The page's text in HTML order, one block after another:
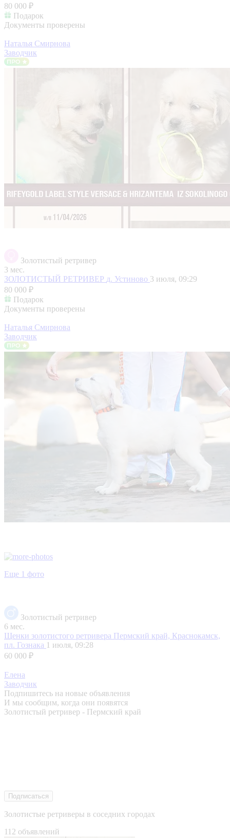
80 000 ₽
Подарок
Документы проверены
Наталья Смирнова
Заводчик
Золотистый ретривер
3 мес.
ЗОЛОТИСТЫЙ РЕТРИВЕР д. Устиново 3 июля, 09:29
80 000 ₽
Подарок
Документы проверены
Наталья Смирнова
Заводчик
Еще 1 фото
Золотистый ретривер
6 мес.
Щенки золотистого ретривера Пермский край, Краснокамск,
пл. Гознака 1 июля, 09:28
60 000 ₽
Елена
Заводчик
Подпишитесь на новые объявления
И мы сообщим, когда они появятся
Золотистый ретривер - Пермский край
Подписаться
Золотистые ретриверы в соседних городах
112 объявлений